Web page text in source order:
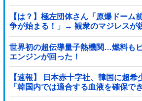
【は？】極左団体さん「原爆ドーム
争が始まる！」→ 観衆のマジレスが
話題に → ｗｗｗｗｗｗｗｗｗｗｗｗ
世界初の超伝導量子熱機関…燃料も
エンジンが回った！
【速報】 日本赤十字社、韓国に超
「韓国内では適合する血液を確保で
で4回目